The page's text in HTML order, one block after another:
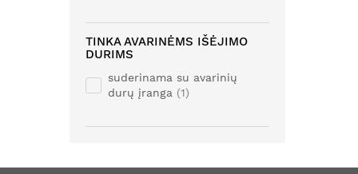
TINKA AVARINĖMS IŠĖJIMO
DURIMS
suderinama su avarinių
durų įranga
1